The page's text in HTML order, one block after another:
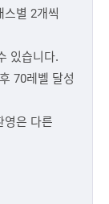
별 2개씩
있습니다.
70레벨 달성
영은 다른